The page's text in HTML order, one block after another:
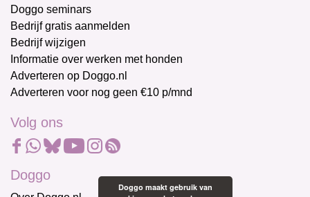
Doggo seminars
Bedrijf gratis aanmelden
Bedrijf wijzigen
Informatie over werken met honden
Adverteren op Doggo.nl
Adverteren voor nog geen €10 p/mnd
Volg ons
Doggo
Doggo maakt gebruik van